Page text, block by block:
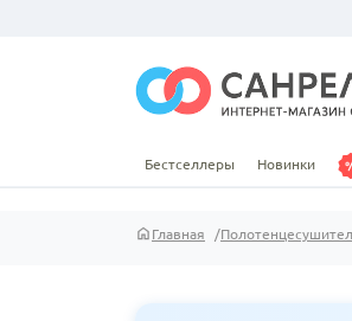
Бестселлеры Новинки
Главная